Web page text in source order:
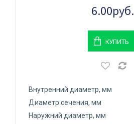
6.00руб.
КУПИТЬ
Внутренний диаметр, мм
Диаметр сечения, мм
Наружний диаметр, мм